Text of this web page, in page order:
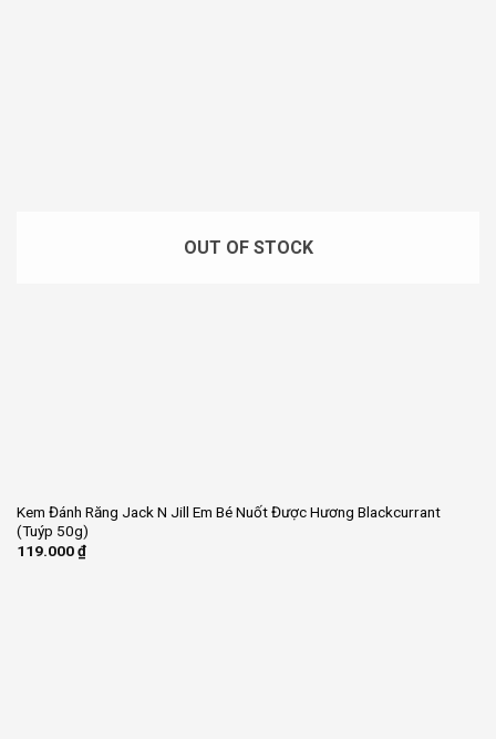
OUT OF STOCK
Kem Đánh Răng Jack N Jill Em Bé Nuốt Được Hương Blackcurrant
(Tuýp 50g)
119.000₫